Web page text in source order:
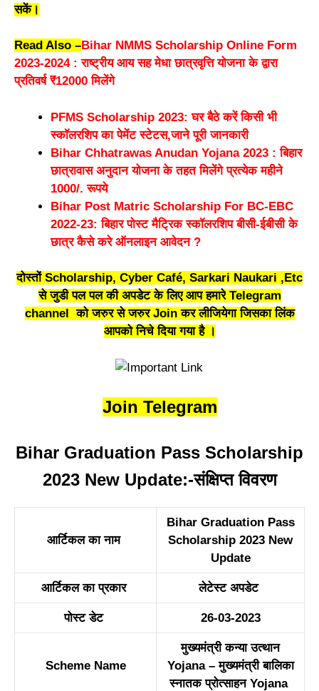
सकें।
Read Also –Bihar NMMS Scholarship Online Form
2023-2024 : राष्ट्रीय आय सह मेधा छात्रवृत्ति योजना के द्वारा
प्रतिवर्ष ₹12000 मिलेंगे
PFMS Scholarship 2023: घर बैठे करें किसी भी
स्कॉलरशिप का पेमेंट स्टेटस,जाने पूरी जानकारी
Bihar Chhatrawas Anudan Yojana 2023 : बिहार
छात्रावास अनुदान योजना के तहत मिलेंगे प्रत्येक महीने
1000/. रूपये
Bihar Post Matric Scholarship For BC-EBC
2022-23: बिहार पोस्ट मैट्रिक स्कॉलरशिप बीसी-ईबीसी के
छात्र कैसे करे ऑनलाइन आवेदन ?
दोस्तों Scholarship, Cyber Café, Sarkari Naukari ,Etc
से जुडी पल पल की अपडेट के लिए आप हमारेTelegram
channel
को जरुर से जरुर Join कर लीजियेगा जिसका लिंक
आपको निचे दिया गया है ।
Join Telegram
Bihar Graduation Pass Scholarship
2023 New Update:-संक्षिप्त विवरण
आर्टिकल का नाम
Bihar Graduation Pass
Scholarship 2023 New
Update
आर्टिकल का प्रकार लेटेस्ट अपडेट
पोस्ट डेट 26-03-2023
Scheme Name
मुख्यमंत्री कन्या उत्थान
Yojana – मुख्यमंत्री बालिका
स्नातक प्रोत्साहन Yojana